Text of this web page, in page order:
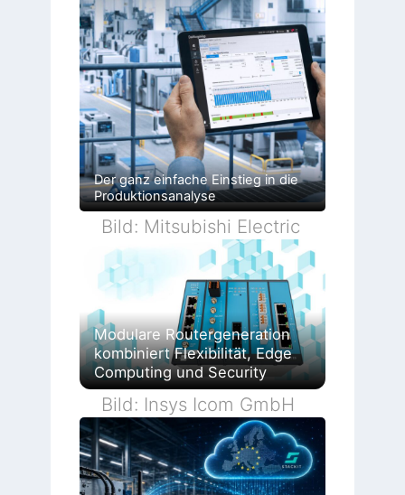
Der ganz einfache Einstieg in die
Produktionsanalyse
Bild: Mitsubishi Electric
Modulare Routergeneration
kombiniert Flexibilität, Edge
Computing und Security
Bild: Insys Icom GmbH